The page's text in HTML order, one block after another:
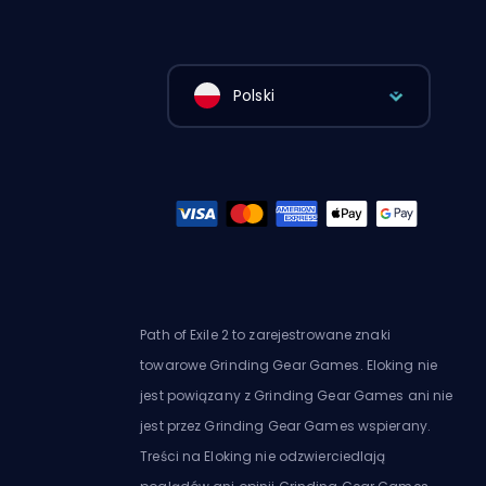
Polski
Path of Exile 2 to zarejestrowane znaki
towarowe Grinding Gear Games. Eloking nie
jest powiązany z Grinding Gear Games ani nie
jest przez Grinding Gear Games wspierany.
Treści na Eloking nie odzwierciedlają